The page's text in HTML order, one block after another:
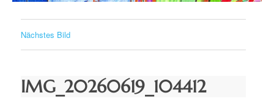
Nächstes Bild
IMG_20260619_104412